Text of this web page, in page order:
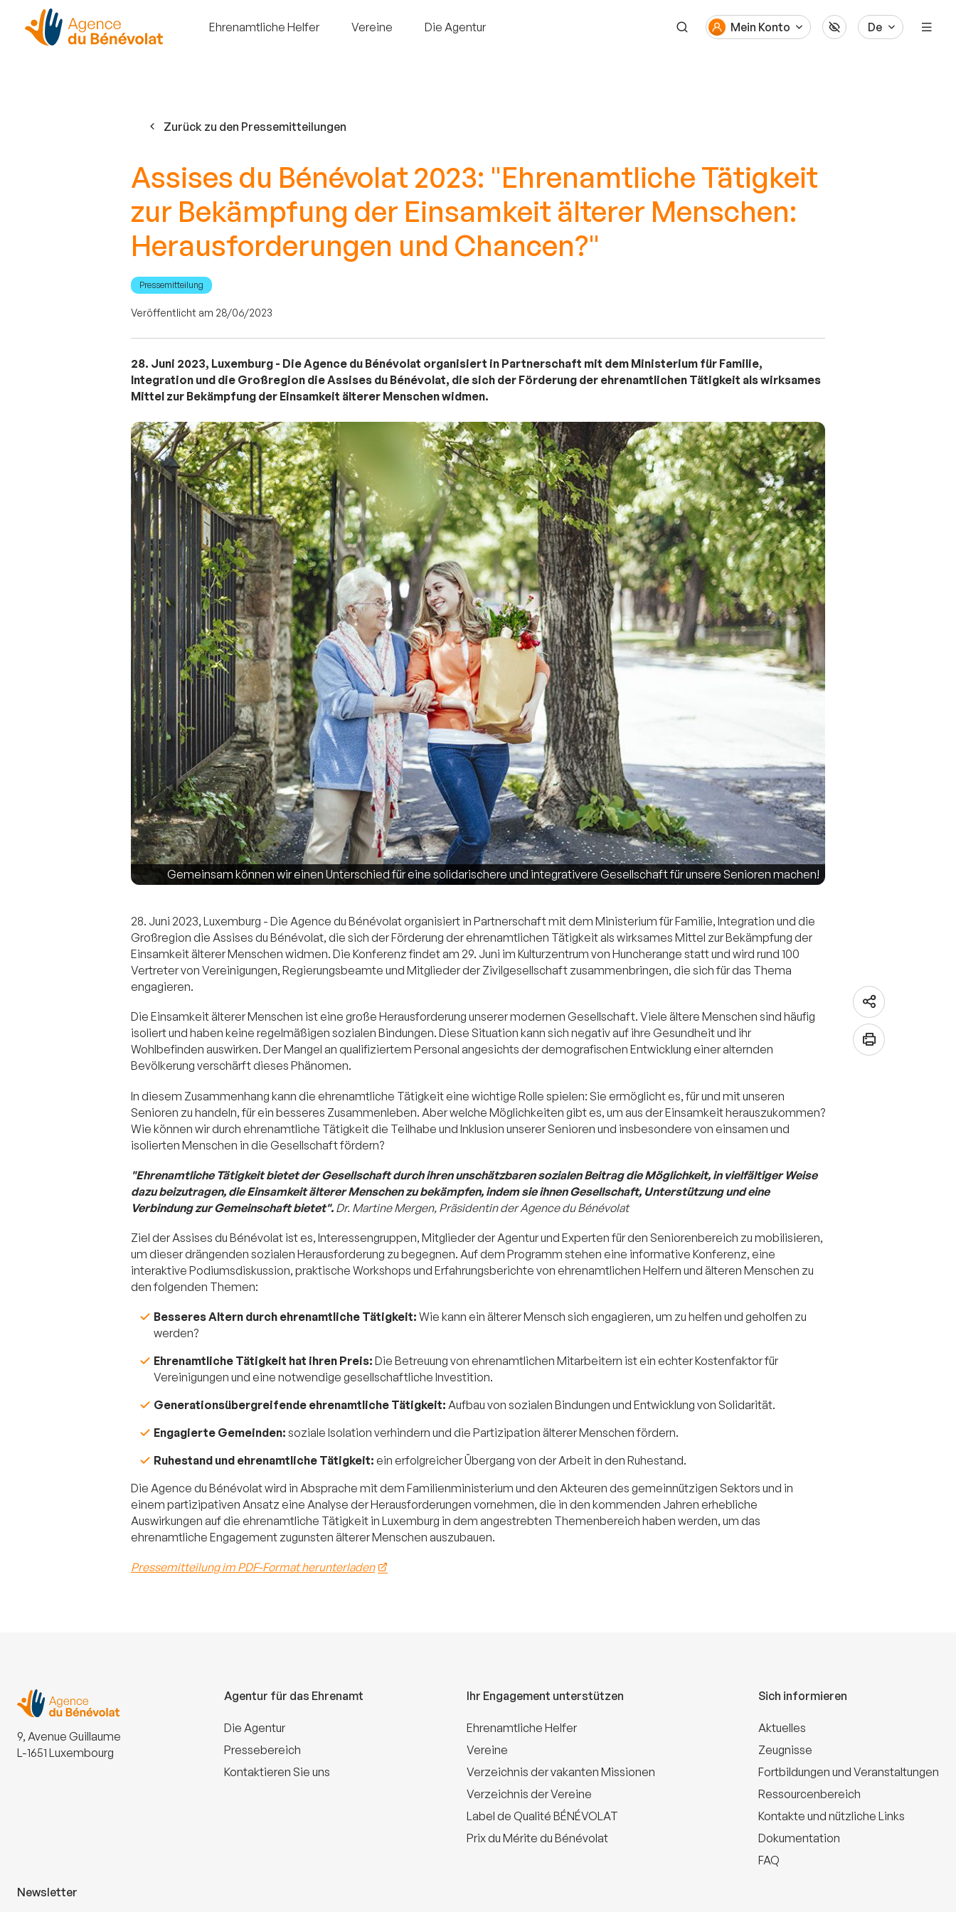
Ehrenamtliche Helfer Vereine Die Agentur Mein Konto De
Zurück zu den Pressemitteilungen
Assises du Bénévolat 2023: "Ehrenamtliche Tätigkeit
zur Bekämpfung der Einsamkeit älterer Menschen:
Herausforderungen und Chancen?"
Pressemitteilung
Veröffentlicht am 28/06/2023
28. Juni 2023, Luxemburg - Die Agence du Bénévolat organisiert in Partnerschaft mit dem Ministerium für Familie,
Integration und die Großregion die Assises du Bénévolat, die sich der Förderung der ehrenamtlichen Tätigkeit als wirksames
Mittel zur Bekämpfung der Einsamkeit älterer Menschen widmen.
Gemeinsam können wir einen Unterschied für eine solidarischere und integrativere Gesellschaft für unsere Senioren machen!
28. Juni 2023, Luxemburg - Die Agence du Bénévolat organisiert in Partnerschaft mit dem Ministerium für Familie, Integration und die
Großregion die Assises du Bénévolat, die sich der Förderung der ehrenamtlichen Tätigkeit als wirksames Mittel zur Bekämpfung der
Einsamkeit älterer Menschen widmen. Die Konferenz findet am 29. Juni im Kulturzentrum von Huncherange statt und wird rund 100
Vertreter von Vereinigungen, Regierungsbeamte und Mitglieder der Zivilgesellschaft zusammenbringen, die sich für das Thema
engagieren.
Die Einsamkeit älterer Menschen ist eine große Herausforderung unserer modernen Gesellschaft. Viele ältere Menschen sind häufig
isoliert und haben keine regelmäßigen sozialen Bindungen. Diese Situation kann sich negativ auf ihre Gesundheit und ihr
Wohlbefinden auswirken. Der Mangel an qualifiziertem Personal angesichts der demografischen Entwicklung einer alternden
Bevölkerung verschärft dieses Phänomen.
In diesem Zusammenhang kann die ehrenamtliche Tätigkeit eine wichtige Rolle spielen: Sie ermöglicht es, für und mit unseren
Senioren zu handeln, für ein besseres Zusammenleben. Aber welche Möglichkeiten gibt es, um aus der Einsamkeit herauszukommen?
Wie können wir durch ehrenamtliche Tätigkeit die Teilhabe und Inklusion unserer Senioren und insbesondere von einsamen und
isolierten Menschen in die Gesellschaft fördern?
"Ehrenamtliche Tätigkeit bietet der Gesellschaft durch ihren unschätzbaren sozialen Beitrag die Möglichkeit, in vielfältiger Weise
dazu beizutragen, die Einsamkeit älterer Menschen zu bekämpfen, indem sie ihnen Gesellschaft, Unterstützung und eine
Verbindung zur Gemeinschaft bietet". Dr. Martine Mergen, Präsidentin der Agence du Bénévolat
Ziel der Assises du Bénévolat ist es, Interessengruppen, Mitglieder der Agentur und Experten für den Seniorenbereich zu mobilisieren,
um dieser drängenden sozialen Herausforderung zu begegnen. Auf dem Programm stehen eine informative Konferenz, eine
interaktive Podiumsdiskussion, praktische Workshops und Erfahrungsberichte von ehrenamtlichen Helfern und älteren Menschen zu
den folgenden Themen:
Besseres Altern durch ehrenamtliche Tätigkeit: Wie kann ein älterer Mensch sich engagieren, um zu helfen und geholfen zu
werden?
Ehrenamtliche Tätigkeit hat ihren Preis: Die Betreuung von ehrenamtlichen Mitarbeitern ist ein echter Kostenfaktor für
Vereinigungen und eine notwendige gesellschaftliche Investition.
Generationsübergreifende ehrenamtliche Tätigkeit: Aufbau von sozialen Bindungen und Entwicklung von Solidarität.
Engagierte Gemeinden: soziale Isolation verhindern und die Partizipation älterer Menschen fördern.
Ruhestand und ehrenamtliche Tätigkeit: ein erfolgreicher Übergang von der Arbeit in den Ruhestand.
Die Agence du Bénévolat wird in Absprache mit dem Familienministerium und den Akteuren des gemeinnützigen Sektors und in
einem partizipativen Ansatz eine Analyse der Herausforderungen vornehmen, die in den kommenden Jahren erhebliche
Auswirkungen auf die ehrenamtliche Tätigkeit in Luxemburg in dem angestrebten Themenbereich haben werden, um das
ehrenamtliche Engagement zugunsten älterer Menschen auszubauen.
Pressemitteilung im PDF-Format herunterladen
9, Avenue Guillaume
L-1651 Luxembourg
Agentur für das Ehrenamt
Die Agentur
Pressebereich
Kontaktieren Sie uns
Ihr Engagement unterstützen
Ehrenamtliche Helfer
Vereine
Verzeichnis der vakanten Missionen
Verzeichnis der Vereine
Label de Qualité BÉNÉVOLAT
Prix du Mérite du Bénévolat
Sich informieren
Aktuelles
Zeugnisse
Fortbildungen und Veranstaltungen
Ressourcenbereich
Kontakte und nützliche Links
Dokumentation
FAQ
Newsletter